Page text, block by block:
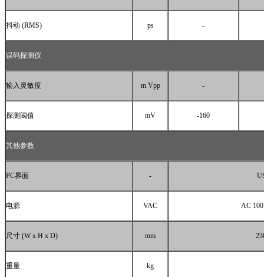
抖动 (RMS) ps -
误码探测仪
输入灵敏度 m Vpp -
探测阈值 mV -160
其他参数
PC界面 -
电源 VAC AC
尺寸 (W x H x D) mm
重量 kg